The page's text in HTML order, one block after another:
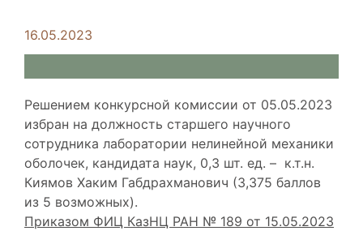
16.05.2023
Решением конкурсной комиссии от 05.05.2023
избран на должность старшего научного
сотрудника лаборатории нелинейной механики
оболочек, кандидата наук, 0,3 шт. ед. – к.т.н.
Киямов Хаким Габдрахманович (3,375 баллов
из 5 возможных).
Приказом ФИЦ КазНЦ РАН № 189 от 15.05.2023